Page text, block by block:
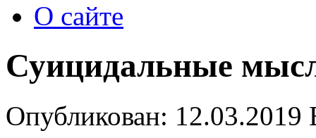
О сайте
Суицидальные
Опубликован: